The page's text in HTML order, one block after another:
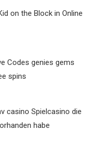
on the Block in Online
Codes genies gems
spins
casino Spielcasino die
habe